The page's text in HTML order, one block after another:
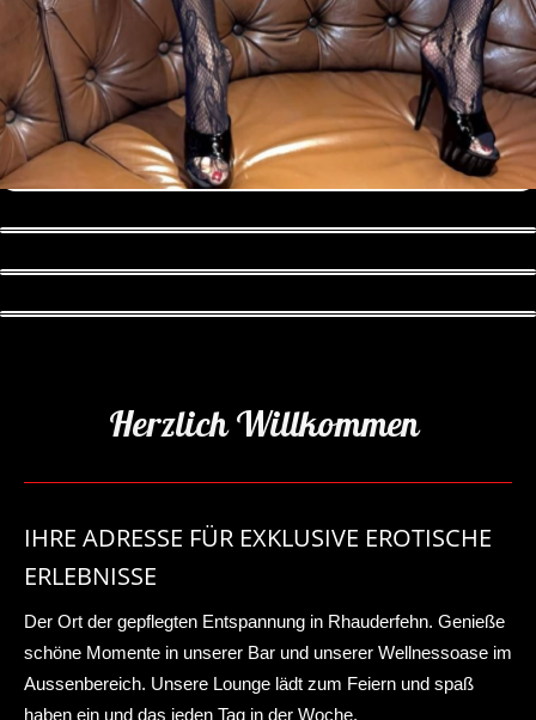
Herzlich Willkommen
IHRE ADRESSE FÜR EXKLUSIVE EROTISCHE
ERLEBNISSE
Der Ort der gepflegten Entspannung in Rhauderfehn. Genieße
schöne Momente in unserer Bar und unserer Wellnessoase im
Aussenbereich. Unsere Lounge lädt zum Feiern und spaß
haben ein und das jeden Tag in der Woche.